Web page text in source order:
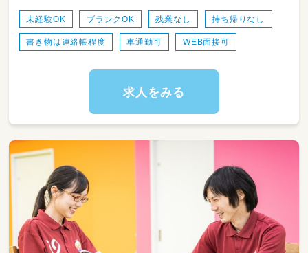
★残業・持ち帰り業務なし
★ワークライフバランス重視
放課後の子供達をケアする業務です。
まず宿題などを終わらせたあとは、
お楽しみのレクリエーションタイム?
それらもスタッフのアイディアで、対応してま
未経験からスタートしたスタッフがほとんど。
しっかりとお教えします。
仕事内容は難しくありません。
日常生活を楽しく過ごせるように
簡単なサポートをしたり、
未経験OK ブランクOK 残業なし 持ち帰りなし
書き物は連絡帳程度 車通勤可 WEB面接可
求人をみる